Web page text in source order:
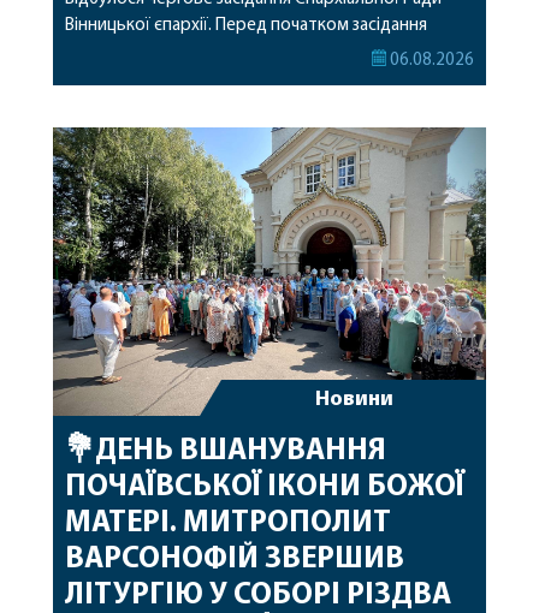
Вінницької єпархії. Перед початком засідання
секретар Єпархіальної Ради від імені членів Ради
побажавши йому міцного здоров’я, Божої
допомоги, миру, духовної радості та
благословенних успіхів у подальшому
архіпастирському служінні. […]
06.08.2026
Новини
💐ДЕНЬ ВШАНУВАННЯ
ПОЧАЇВСЬКОЇ ІКОНИ БОЖОЇ
МАТЕРІ. МИТРОПОЛИТ
ВАРСОНОФІЙ ЗВЕРШИВ
ЛІТУРГІЮ У СОБОРІ РІЗДВА